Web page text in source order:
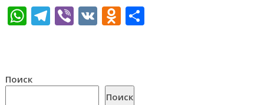
WhatsApp
Telegram
Viber
VKOdnoklassniki
Отправить
Поиск
Поиск